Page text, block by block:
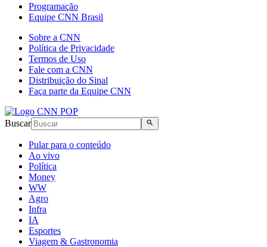
Programação
Equipe CNN Brasil
Sobre a CNN
Política de Privacidade
Termos de Uso
Fale com a CNN
Distribuição do Sinal
Faça parte da Equipe CNN
Buscar
Pular para o conteúdo
Ao vivo
Política
Money
WW
Agro
Infra
IA
Esportes
Viagem & Gastronomia